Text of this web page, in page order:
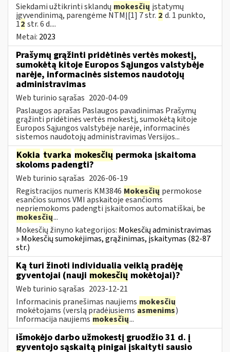
Siekdami užtikrinti sklandų mokesčių įstatymų
įgyvendinimą, parengėme NTMĮ[1] 7 str. 2 d. 1 punkto,
12 str. 6 d....
Metai: 2023
Prašymų grąžinti pridėtinės vertės mokestį,
sumokėtą kitoje Europos Sąjungos valstybėje
narėje, informacinės sistemos naudotojų
administravimas
Web turinio sąrašas 2020-04-09
Paslaugos aprašas Paslaugos pavadinimas Prašymų
grąžinti pridėtinės vertės mokestį, sumokėtą kitoje
Europos Sąjungos valstybėje narėje, informacinės
sistemos naudotojų administravimas Versijos...
Kokia tvarka mokesčių permoka įskaitoma
skoloms padengti?
Web turinio sąrašas 2026-06-19
Registracijos numeris KM3846 Mokesčių permokose
esančios sumos VMI apskaitoje esančioms
nepriemokoms padengti įskaitomos automatiškai, be
mokesčių...
Mokesčių žinyno kategorijos: Mokesčių administravimas
» Mokesčių sumokėjimas, grąžinimas, įskaitymas (82-87
str.)
Ką turi žinoti individualią veiklą pradėję
gyventojai (nauji mokesčių mokėtojai)?
Web turinio sąrašas 2023-12-21
Informacinis pranešimas naujiems mokesčių
mokėtojams (verslą pradėjusiems asmenims)
Informacija naujiems mokesčių...
išmokėjo darbo užmokestį gruodžio 31 d. į
gyventojo sąskaitą pinigai įskaityti sausio